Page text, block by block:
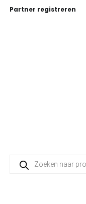
Partner registreren
Producten zoeken